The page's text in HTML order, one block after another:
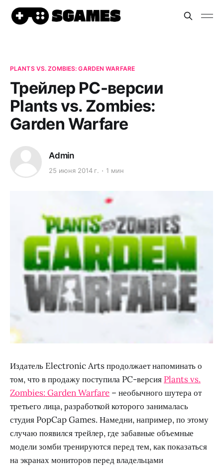
PLANTS VS. ZOMBIES: GARDEN WARFARE
Трейлер PC-версии
Plants vs. Zombies:
Garden Warfare
Admin
25 июня 2014 г. 1 мин
Издатель Electronic Arts продолжает напоминать о
том, что в продажу поступила PC-версия Plants vs.
Zombies: Garden Warfare – необычного шутера от
третьего лица, разработкой которого занималась
студия PopCap Games. Намедни, например, по этому
случаю появился трейлер, где забавные объемные
модели зомби тренируются перед тем, как показаться
на экранах мониторов перед владельцами